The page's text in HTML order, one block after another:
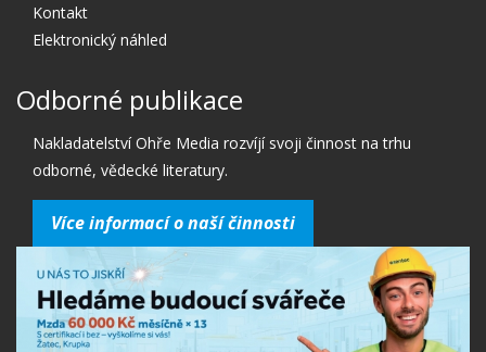
Kontakt
Elektronický náhled
Odborné publikace
Nakladatelství Ohře Media rozvíjí svoji činnost na trhu
odborné, vědecké literatury.
Více informací o naší činnosti